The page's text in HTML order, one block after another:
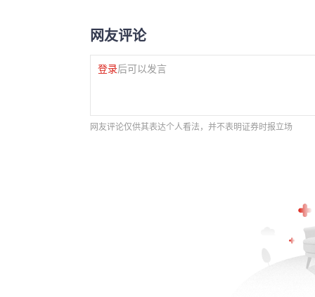
网友评论
登录后可以发言
网友评论仅供其表达个人看法，并不表明证券时报立场